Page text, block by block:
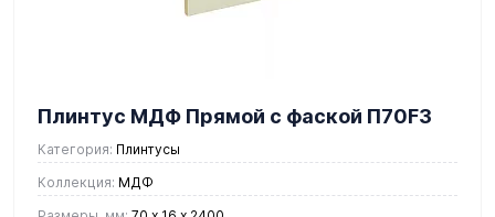
Плинтус МДФ Прямой с фаской П70F3
Категория: Плинтусы
Коллекция: МДФ